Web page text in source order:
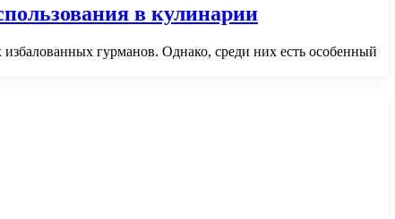
в кулинарии
гурманов. Однако, среди них есть особенный